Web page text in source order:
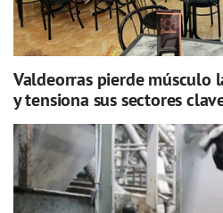
Valdeorras pierde músculo
y tensiona sus sectores